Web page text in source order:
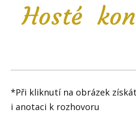
Hosté
*Při kliknutí na obrázek
i anotaci k rozhovoru